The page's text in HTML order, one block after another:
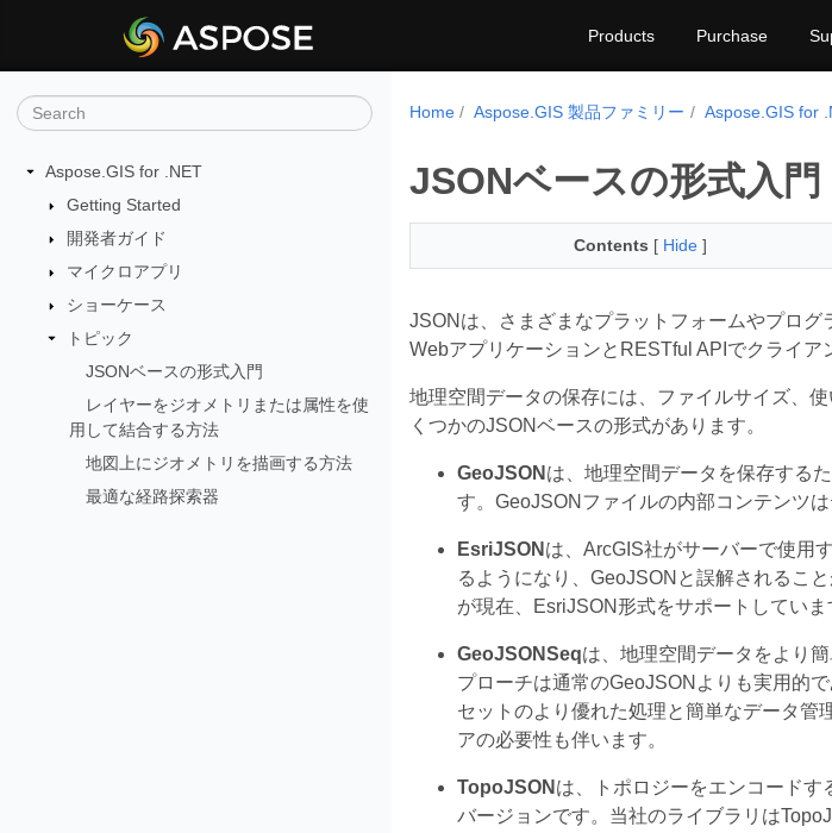
Products Purchase
Aspose.GIS for .NET
Getting Started
開発者ガイド
マイクロアプリ
ショーケース
トピック
JSONベースの形式入門
レイヤーをジオメトリまたは属性を使
用して結合する方法
地図上にジオメトリを描画する方法
最適な経路探索器
Home Aspose.GIS 製品ファミリー Aspose.GIS for
JSONベースの形式入門
Contents [ Hide ]
JSONは、さまざまなプラットフォームやプロ
WebアプリケーションとRESTful APIでクライア
地理空間データの保存には、ファイルサイズ、
くつかのJSONベースの形式があります。
GeoJSON は、地理空間データを保存する
す。GeoJSONファイルの内部コンテンツ
EsriJSON は、ArcGIS社がサーバーで使用
るようになり、GeoJSONと誤解されるこ
が現在、EsriJSON形式をサポートしていま
GeoJSONSeqは、地理空間データをより
プローチは通常のGeoJSONよりも実用的
セットのより優れた処理と簡単なデータ管
アの必要性も伴います。
TopoJSON は、トポロジーをエンコード
バージョンです。当社のライブラリは